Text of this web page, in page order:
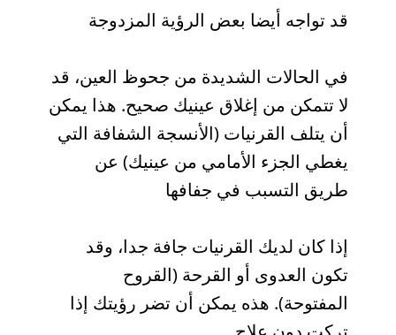
قد تواجه أيضا بعض الرؤية المزدوجة
في الحالات الشديدة من جحوظ العين، قد
لا تتمكن من إغلاق عينيك صحيح. هذا يمكن
أن يتلف القرنيات (الأنسجة الشفافة التي
يغطي الجزء الأمامي من عينيك) عن
طريق التسبب في جفافها
إذا كان لديك القرنيات جافة جدا، وقد
تكون العدوى أو القرحة (القروح
المفتوحة). هذه يمكن أن تضر رؤيتك إذا